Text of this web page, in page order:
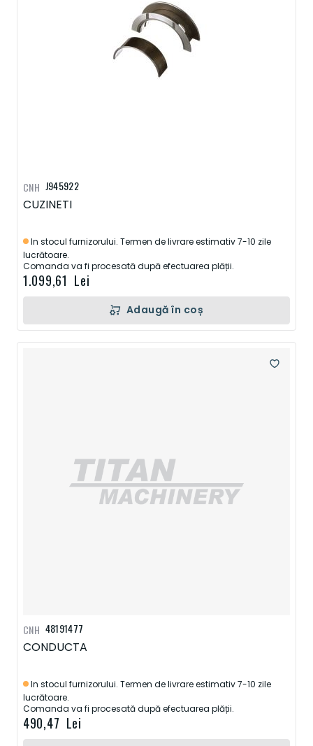
J945922
CUZINETI
In stocul furnizorului. Termen de livrare estimativ 7-10 zile
lucrătoare.
Comanda va fi procesată după efectuarea plății.
1.099,61 Lei
CNH
Adaugă în coș
48191477
CONDUCTA
In stocul furnizorului. Termen de livrare estimativ 7-10 zile
lucrătoare.
Comanda va fi procesată după efectuarea plății.
490,47 Lei
CNH